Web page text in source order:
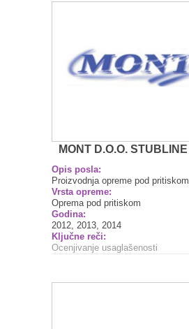
MONT D.O.O. STUBLINE
Opis posla:
Proizvodnja opreme pod pritiskom
Vrsta opreme:
Oprema pod pritiskom
Godina:
2012, 2013, 2014
Ključne reči:
Ocenjivanje usaglašenosti